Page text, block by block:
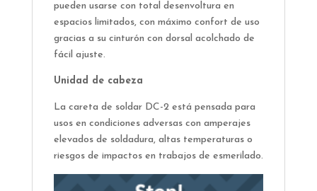
pueden usarse con total desenvoltura en
espacios limitados, con máximo confort de uso
gracias a su cinturón con dorsal acolchado de
fácil ajuste.
Unidad de cabeza
La careta de soldar DC-2 está pensada para
usos en condiciones adversas con amperajes
elevados de soldadura, altas temperaturas o
riesgos de impactos en trabajos de esmerilado.